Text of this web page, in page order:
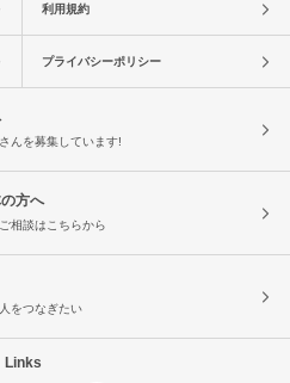
利用規約
プライバシーポリシー
んを募集しています!
方へ
相談はこちらから
をつなぎたい
Links